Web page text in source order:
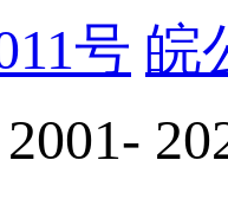
号 皖